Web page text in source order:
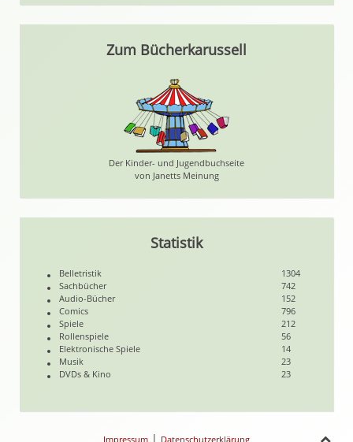
Zum Bücherkarussell
Der Kinder- und Jugendbuchseite
von Janetts Meinung
Statistik
Belletristik
1304
Sachbücher
742
Audio-Bücher
152
Comics
796
Spiele
212
Rollenspiele
56
Elektronische Spiele
14
Musik
23
DVDs & Kino
23
Impressum | Datenschutzerklärung